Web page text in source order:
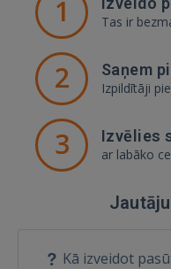
1 Tas ir
2 Saņem
Izpildītāji
3 Izvēlies
ar labāko
Kā izveidot